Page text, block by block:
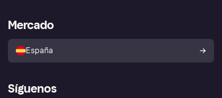
Directorio de tiendas
Política de protección al
comprador de Klarna
Reclamaciones
Acceso empresas
Mercado
España
Síguenos